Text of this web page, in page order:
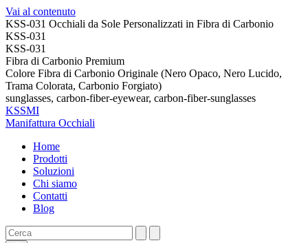
Vai al contenuto
KSS-031 Occhiali da Sole Personalizzati in Fibra di Carbonio
KSS-031
KSS-031
Fibra di Carbonio Premium
Colore Fibra di Carbonio Originale (Nero Opaco, Nero Lucido,
Trama Colorata, Carbonio Forgiato)
sunglasses, carbon-fiber-eyewear, carbon-fiber-sunglasses
KSSMI
Manifattura Occhiali
Home
Prodotti
Soluzioni
Chi siamo
Contatti
Blog